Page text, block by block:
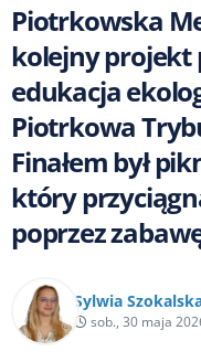
Piotrkowska
kolejny projekt
edukacja
Piotrkowa
Finałem był
który
poprzez
Sylwia
sob., 30 maja